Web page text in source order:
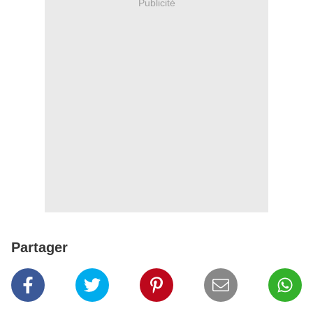
Publicité
Partager